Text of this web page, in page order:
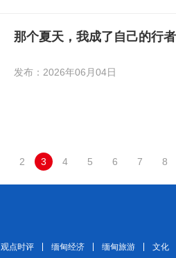
那个夏天，我成了自己的行
发布：2026年06月04日
2 3 4 5 6 7 8
观点时评 缅甸经济 缅甸旅游 文化